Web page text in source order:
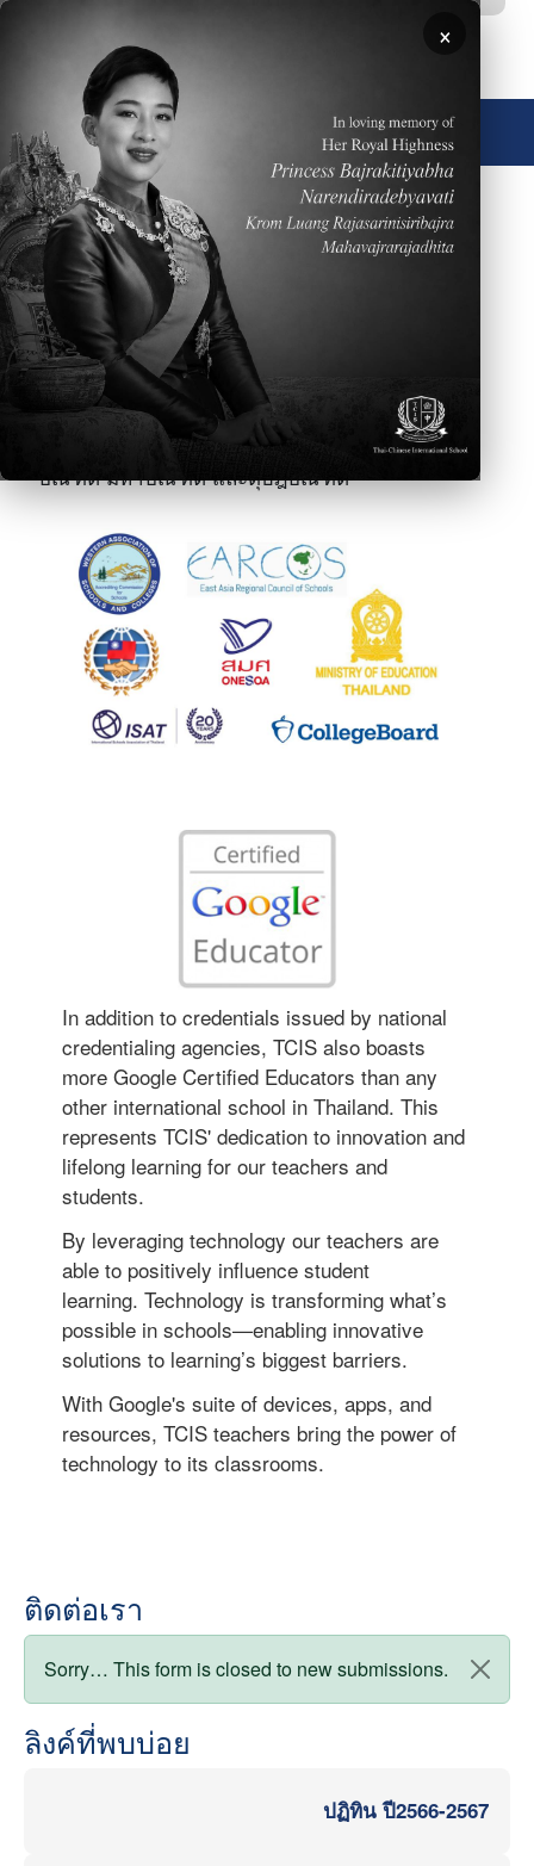
ข้ามไปยังเนื้อหาหลัก
🌐 ประเทศไทย
โรงเรียนนานาชาติไทย-จีนได้รับการรับรอง
มาตรฐานสากลจาก WASC ครั้งแรกในปี พ.ศ.2545
และครั้งล่าสุดในปี พ.ศ. 2557 และได้รับการประกัน
คุณภาพการศึกษาตามมาตรฐานของกระทรวง
ศึกษาธิการแห่งประเทศไทยและประเทศไต้หวัน
นอกจากนี้โรงเรียนของเรายังเป็นสมาชิกของ
EARCOS หรือ East Asian Regional Council of
Overseas Schoolsและมีครูที่มีคุณวุฒิในระดับ
บัณฑิต มหาบัณฑิต และดุษฎีบัณฑิต
In addition to credentials issued by national
credentialing agencies, TCIS also boasts
more Google Certified Educators than any
other international school in Thailand. This
represents TCIS' dedication to innovation and
lifelong learning for our teachers and
students.
By leveraging technology our teachers are
able to positively influence student
learning. Technology is transforming what’s
possible in schools—enabling innovative
solutions to learning’s biggest barriers.
With Google's suite of devices, apps, and
resources, TCIS teachers bring the power of
technology to its classrooms.
ติดต่อเรา
สถานะข้อความ
Sorry… This form is closed to new submissions.
ลิงค์ที่พบบ่อย
ปฏิทิน ปี2566-2567
×